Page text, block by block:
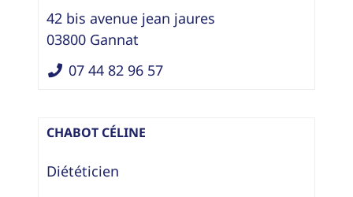
42 bis avenue jean jaures
03800 Gannat
07 44 82 96 57
CHABOT CÉLINE
Diététicien